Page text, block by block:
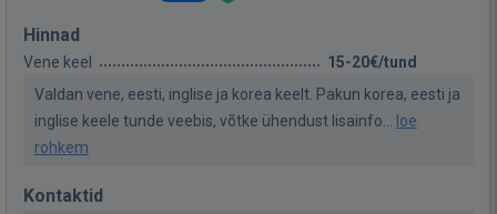
Hinnad
Vene keel
15-20€/tund
Valdan vene, eesti, inglise ja korea keelt. Pakun korea, eesti ja
inglise keele tunde veebis, võtke ühendust lisainfo...
loe
rohkem
Kontaktid